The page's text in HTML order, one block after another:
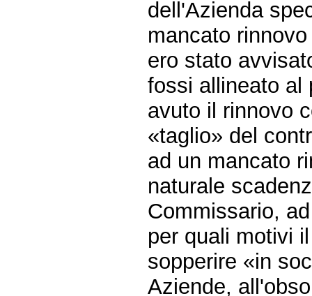
dell'Azienda
mancato
ero stato
fossi allineato al
avuto il rinnovo
«taglio» del
ad un mancato
naturale
Commissario,
per quali motivi
sopperire «in
Aziende,